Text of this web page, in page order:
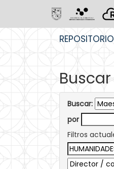
Buscar
Buscar:
por
Filtros